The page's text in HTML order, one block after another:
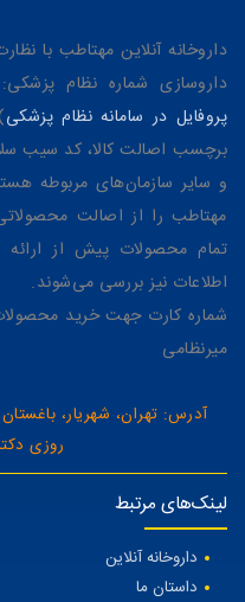
داروخانه آنلاین مهتاطب با
داروسازی شماره نظام پزشکی: د-3247، فعالیت
پروفایل در سامانه نظام پزشکی
برچسب اصالت کالا، کد سیب
و سایر سازمان‌های مربوطه
مهتاطب را از اصالت
تمام محصولات پیش از
اطلاعات نیز بررسی می‌شوند.
میرنظامی
آدرس: تهران، شهریار،
روزی
لینک‌های مرتبط
داروخانه آنلاین
داستان ما